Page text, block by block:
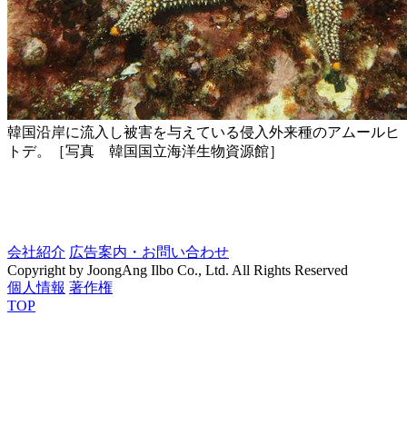
韓国沿岸に流入し被害を与えている侵入外来種のアムールヒ
トデ。［写真 韓国国立海洋生物資源館］
会社紹介 広告案内・お問い合わせ
Copyright by JoongAng Ilbo Co., Ltd. All Rights Reserved
個人情報 著作権
TOP